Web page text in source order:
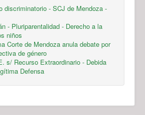
discriminatorio - SCJ de Mendoza -
- Pluriparentalidad - Derecho a la
niños
Corte de Mendoza anula debate por
de género
s/ Recurso Extraordinario - Debida
Defensa